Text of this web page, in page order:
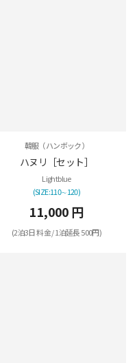
韓服（ハンボック）
ハヌリ［セット］
Lightblue
(SIZE:110∼120)
11,000 円
(2泊3日 料金 / 1泊延長 500円)